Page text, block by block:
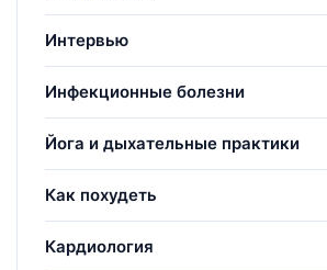
Интервью
Инфекционные болезни
Йога и дыхательные практики
Как похудеть
Кардиология